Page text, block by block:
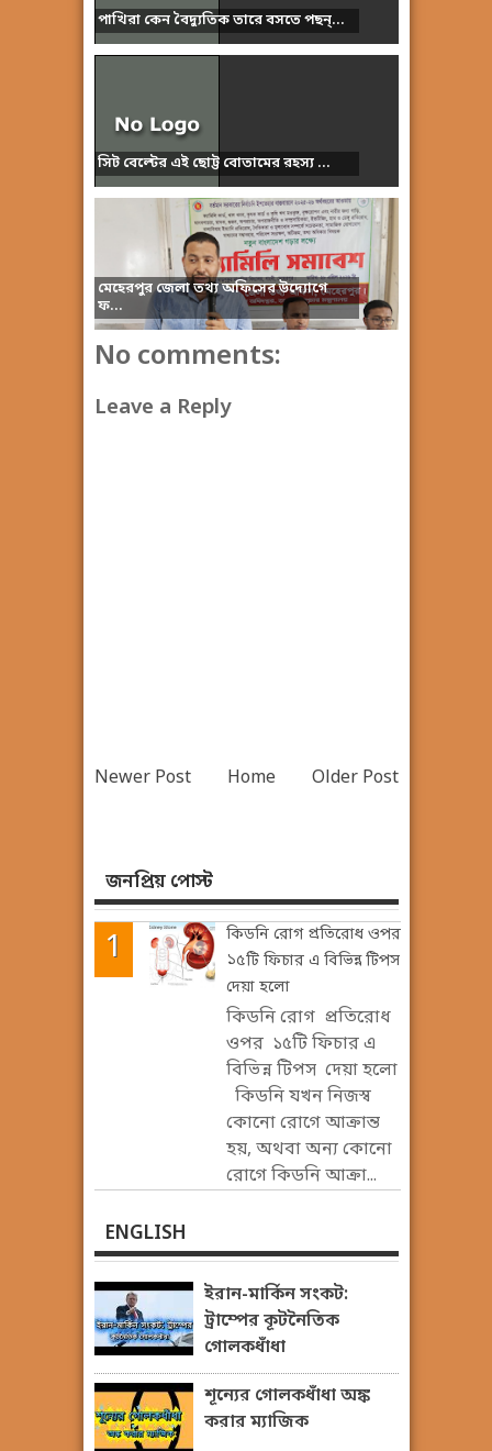
পাখিরা কেন বৈদ্যুতিক তারে বসতে পছন্...
সিট বেল্টের এই ছোট্ট বোতামের রহস্য ...
মেহেরপুর জেলা তথ্য অফিসের উদ্যোগে
ফ...
No comments:
Leave a Reply
Newer Post Older Post
Home
জনপ্রিয় পোস্ট
কিডনি রোগ প্রতিরোধ ওপর
১৫টি ফিচার এ বিভিন্ন টিপস
দেয়া হলো
কিডনি রোগ প্রতিরোধ
ওপর ১৫টি ফিচার এ
বিভিন্ন টিপস দেয়া হলো
কিডনি যখন নিজস্ব
কোনো রোগে আক্রান্ত
হয়, অথবা অন্য কোনো
রোগে কিডনি আক্রা...
ENGLISH
ইরান-মার্কিন সংকট:
ট্রাম্পের কূটনৈতিক
গোলকধাঁধা
শূন্যের গোলকধাঁধা অঙ্ক
করার ম্যাজিক